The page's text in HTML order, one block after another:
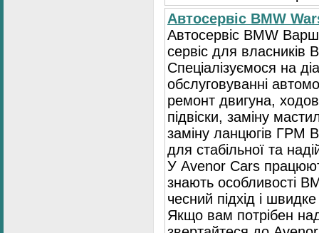
Автосервіс BMW
Автосервіс BMW
сервіс для власників
Спеціалізуємося на
обслуговуванні
ремонт двигуна,
підвіски, заміну
заміну ланцюгів ГРМ
для стабільної та
У Avenor Cars
знають особливості
чесний підхід і
Якщо вам потрібен